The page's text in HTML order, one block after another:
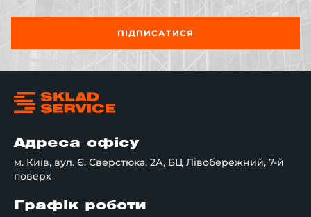
ПІДПИСАТИСЯ
Адреса офісу
м. Київ, вул. Є. Сверстюка, 2А, БЦ Лівобережний, 7-й
поверх
Графік роботи